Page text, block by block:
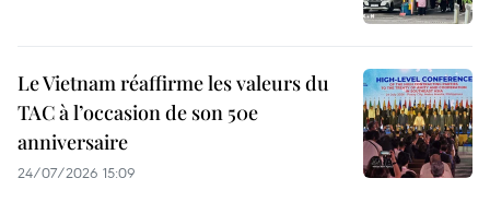
Le Vietnam réaffirme les valeurs du
TAC à l’occasion de son 50e
anniversaire
24/07/2026 15:09